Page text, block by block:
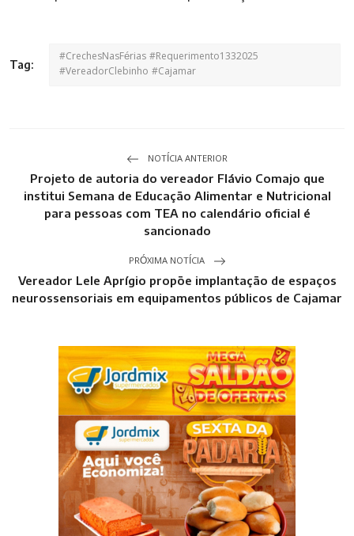
Tag:
#CrechesNasFérias #Requerimento1332025
#VereadorClebinho #Cajamar
NOTÍCIA ANTERIOR
Projeto de autoria do vereador Flávio Comajo que
institui Semana de Educação Alimentar e Nutricional
para pessoas com TEA no calendário oficial é
sancionado
PRÓXIMA NOTÍCIA
Vereador Lele Aprígio propõe implantação de espaços
neurossensoriais em equipamentos públicos de Cajamar